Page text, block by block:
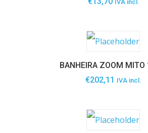
IVA incl.
BANHEIRA ZOOM MITO
€202,11 IVA incl.